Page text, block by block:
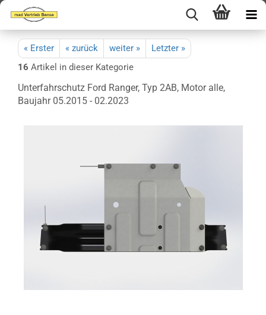
« Erster « zurück weiter »
Letzter »
16 Artikel in dieser Kategorie
Unterfahrschutz Ford Ranger, Typ 2AB, Motor alle,
Baujahr 05.2015 - 02.2023